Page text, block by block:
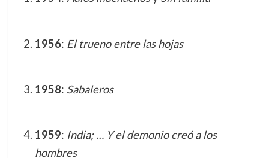
1956: El trueno entre las hojas
1958: Sabaleros
1959: India; … Y el demonio creó a los
hombres